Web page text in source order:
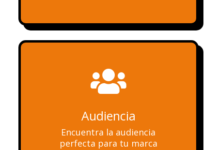

Audiencia
Encuentra la audiencia
perfecta para tu marca